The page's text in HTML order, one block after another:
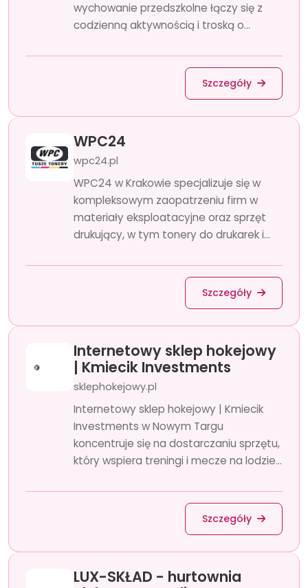
wychowanie przedszkolne łączy się z
codzienną aktywnością i troską o...
Szczegóły
WPC24
wpc24.pl
WPC24 w Krakowie specjalizuje się w
kompleksowym zaopatrzeniu firm w
materiały eksploatacyjne oraz sprzęt
drukujący, w tym tonery do drukarek i...
Szczegóły
Internetowy sklep hokejowy
| Kmiecik Investments
sklephokejowy.pl
Internetowy sklep hokejowy | Kmiecik
Investments w Nowym Targu
koncentruje się na dostarczaniu sprzętu,
który wspiera treningi i mecze na lodzie...
Szczegóły
LUX-SKŁAD - hurtownia